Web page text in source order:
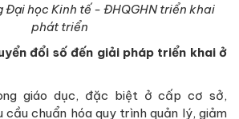
Đại học Kinh tế- ĐHQGHN triển khai
phát triển
đổi số đến giải pháp triển khai ở
giáo dục, đặc biệt ở cấp cơ sở,
cầu chuẩn hóa quy trình quản lý, giảm